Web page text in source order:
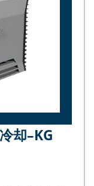
却–KG